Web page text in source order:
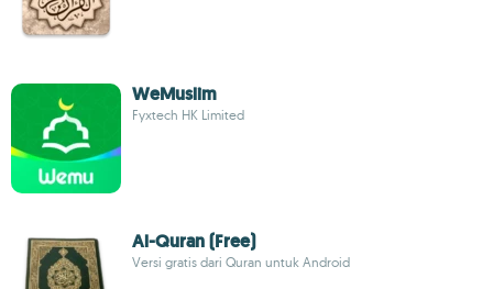
WeMuslim
Fyxtech HK Limited
Al-Quran (Free)
Versi gratis dari Quran untuk Android